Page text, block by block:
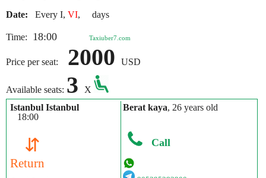
Date: Every I, VI, days
Time: 18:00 Taxiuber7.com
Price per seat: 2000 USD
Available seats: 3
X
Istanbul Istanbul
18:00
⇵
Return
Berat kaya, 26 years old
Call